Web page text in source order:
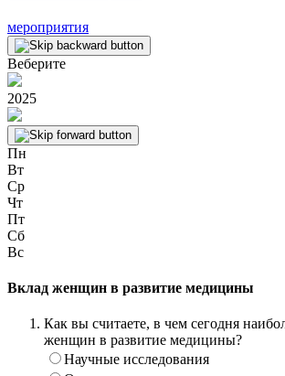
мероприятия
Веберите
2025
Пн
Вт
Ср
Чт
Пт
Сб
Вс
Вклад женщин в развитие медицины
Как вы считаете, в чем сегодня
женщин в развитие медицины?
Научные исследования